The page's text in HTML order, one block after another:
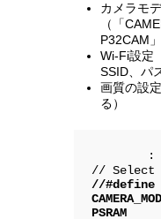
カメラモ
（「
P32CAM
Wi-Fi設定
SSID、パ
画質の設
る）
//#define